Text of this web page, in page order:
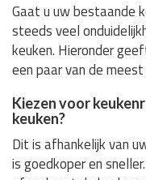
Gaat u uw bestaande
steeds veel
keuken. Hieronder
een paar van de
Kiezen voor
keuken?
Dit is afhankelijk van
is goedkoper en